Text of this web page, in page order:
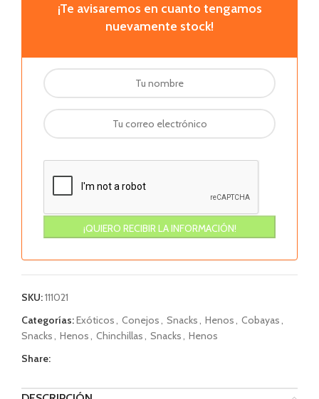
¡Te avisaremos en cuanto tengamos
nuevamente stock!
SKU:111021
Categorías:Exóticos, Conejos, Snacks, Henos, Cobayas,
Snacks, Henos, Chinchillas, Snacks, Henos
Share: